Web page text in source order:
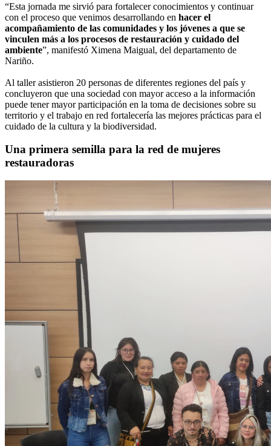
“Esta jornada me sirvió para fortalecer conocimientos y continuar
con el proceso que venimos desarrollando en hacer el
acompañamiento de las comunidades y los jóvenes a que se
vinculen más a los procesos de restauración y cuidado del
ambiente”, manifestó Ximena Maigual, del departamento de
Nariño.
Al taller asistieron 20 personas de diferentes regiones del país y
concluyeron que una sociedad con mayor acceso a la información
puede tener mayor participación en la toma de decisiones sobre su
territorio y el trabajo en red fortalecería las mejores prácticas para el
cuidado de la cultura y la biodiversidad.
Una primera semilla para la red de mujeres
restauradoras